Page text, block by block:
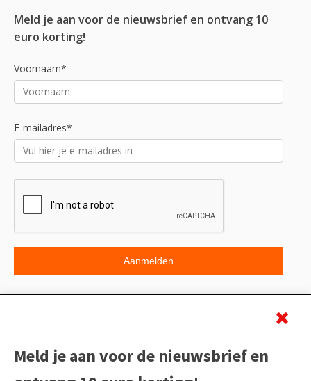
Meld je aan voor de nieuwsbrief en ontvang 10
euro korting!
Voornaam*
E-mailadres*
Meld je aan voor de nieuwsbrief en